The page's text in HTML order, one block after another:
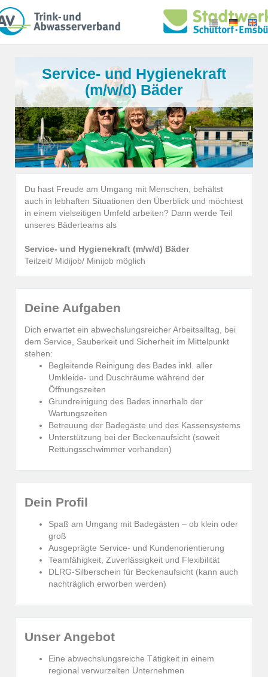
Service- und Hygienekraft
(m/w/d) Bäder
Du hast Freude am Umgang mit Menschen, behältst
auch in lebhaften Situationen den Überblick und möchtest
in einem vielseitigen Umfeld arbeiten? Dann werde Teil
unseres Bäderteams als
Service- und Hygienekraft (m/w/d) Bäder
Teilzeit/ Midijob/ Minijob möglich
Deine Aufgaben
Dich erwartet ein abwechslungsreicher Arbeitsalltag, bei
dem Service, Sauberkeit und Sicherheit im Mittelpunkt
stehen:
Begleitende Reinigung des Bades inkl. aller
Umkleide- und Duschräume während der
Öffnungszeiten
Grundreinigung des Bades innerhalb der
Wartungszeiten
Betreuung der Badegäste und des Kassensystems
Unterstützung bei der Beckenaufsicht (soweit
Rettungsschwimmer vorhanden)
Dein Profil
Spaß am Umgang mit Badegästen – ob klein oder
groß
Ausgeprägte Service- und Kundenorientierung
Teamfähigkeit, Zuverlässigkeit und Flexibilität
DLRG-Silberschein für Beckenaufsicht (kann auch
nachträglich erworben werden)
Unser Angebot
Eine abwechslungsreiche Tätigkeit in einem
regional verwurzelten Unternehmen